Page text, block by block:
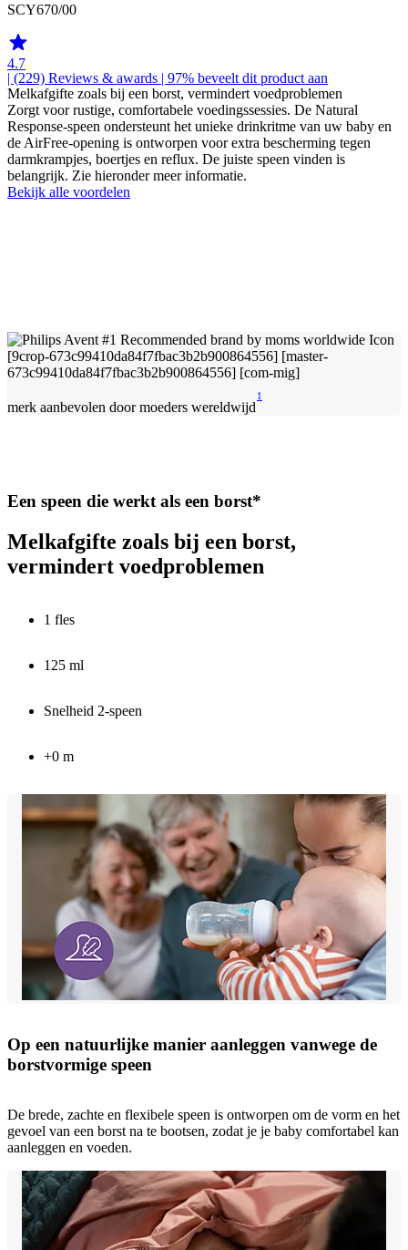
SCY670/00
4.7
| (229) Reviews & awards | 97% beveelt dit product aan
Melkafgifte zoals bij een borst, vermindert voedproblemen
Zorgt voor rustige, comfortabele voedingssessies. De Natural
Response-speen ondersteunt het unieke drinkritme van uw baby en
de AirFree-opening is ontworpen voor extra bescherming tegen
darmkrampjes, boertjes en reflux. De juiste speen vinden is
belangrijk. Zie hieronder meer informatie.
Bekijk alle voordelen
merk aanbevolen door moeders wereldwijd
1
Een speen die werkt als een borst*
Melkafgifte zoals bij een borst,
vermindert voedproblemen
1 fles
125 ml
Snelheid 2-speen
+0 m
Op een natuurlijke manier aanleggen vanwege de
borstvormige speen
De brede, zachte en flexibele speen is ontworpen om de vorm en het
gevoel van een borst na te bootsen, zodat je je baby comfortabel kan
aanleggen en voeden.